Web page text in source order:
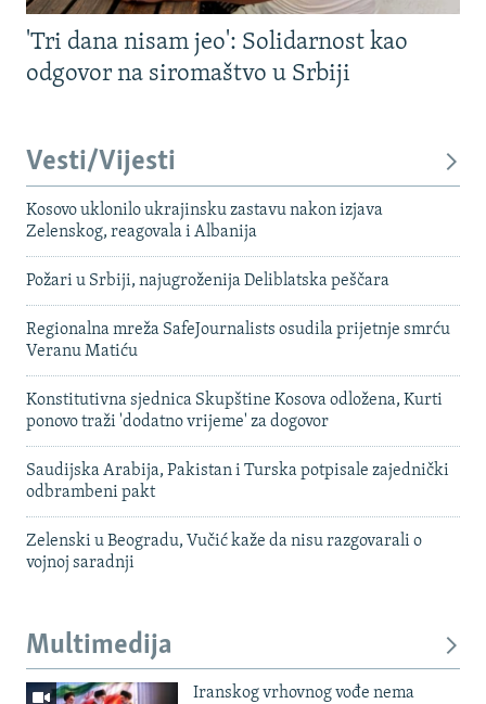
'Tri dana nisam jeo': Solidarnost kao
odgovor na siromaštvo u Srbiji
Vesti/Vijesti
Kosovo uklonilo ukrajinsku zastavu nakon izjava
Zelenskog, reagovala i Albanija
Požari u Srbiji, najugroženija Deliblatska peščara
Regionalna mreža SafeJournalists osudila prijetnje smrću
Veranu Matiću
Konstitutivna sjednica Skupštine Kosova odložena, Kurti
ponovo traži 'dodatno vrijeme' za dogovor
Saudijska Arabija, Pakistan i Turska potpisale zajednički
odbrambeni pakt
Zelenski u Beogradu, Vučić kaže da nisu razgovarali o
vojnoj saradnji
Multimedija
Iranskog vrhovnog vođe nema